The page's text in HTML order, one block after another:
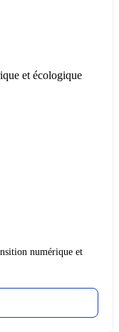
et écologique
numérique et